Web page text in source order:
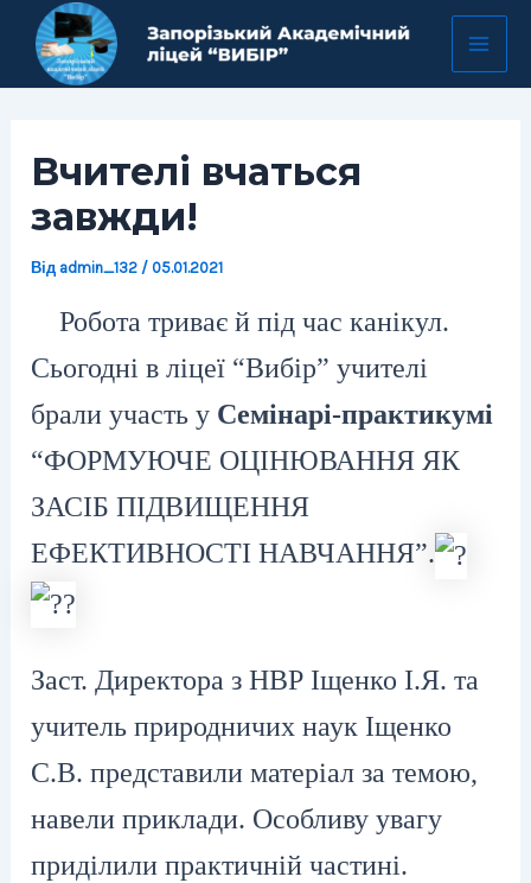
Перейти
вмісту
Вчителі вчаться
завжди!
Від admin_132 / 05.01.2021
Робота триває й під час канікул.
Сьогодні в ліцеї “Вибір” учителі
брали участь у Семінарі-практикумі
“ФОРМУЮЧЕ ОЦІНЮВАННЯ ЯК
ЗАСІБ ПІДВИЩЕННЯ
ЕФЕКТИВНОСТІ НАВЧАННЯ”.
Заст. Директора з НВР Іщенко І.Я. та
учитель природничих наук Іщенко
С.В. представили матеріал за темою,
навели приклади. Особливу увагу
приділили практичній частині.
Навігація
запису